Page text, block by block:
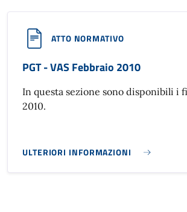
ATTO NORMATIVO
PGT - VAS Febbraio 2010
In questa sezione sono disponibili i
2010.
ULTERIORI INFORMAZIONI
PGT - VAS FEBBRAIO 2010}